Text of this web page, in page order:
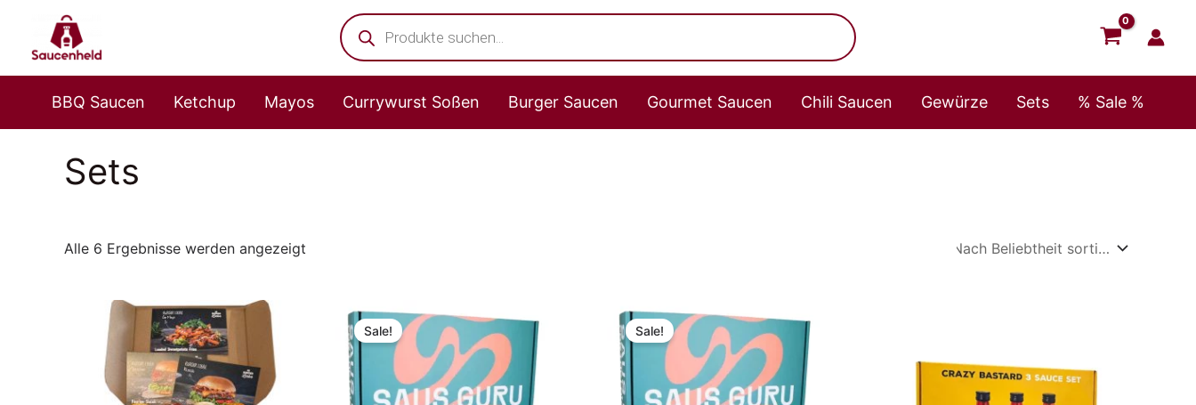
springen
Products
search
BBQ Saucen Ketchup Mayos Currywurst Soßen Burger Saucen Gourmet Saucen Chili Saucen Gewürze Sets % Sale %
Sets
Alle 6 Ergebnisse werden angezeigt
Beliebtheit
sortiert
Sale!
Preis
war:
17,99 €
Preis
ist:
9,99 €.
Sale!
Preis
war:
17,99 €
Preis
ist:
9,99 €.